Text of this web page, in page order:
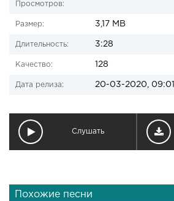
Просмотров:
Размер: 3,17 MB
Длительность: 3:28
Качество: 128
Дата релиза: 20-03-2020, 09:01
Слушать
Похожие песни